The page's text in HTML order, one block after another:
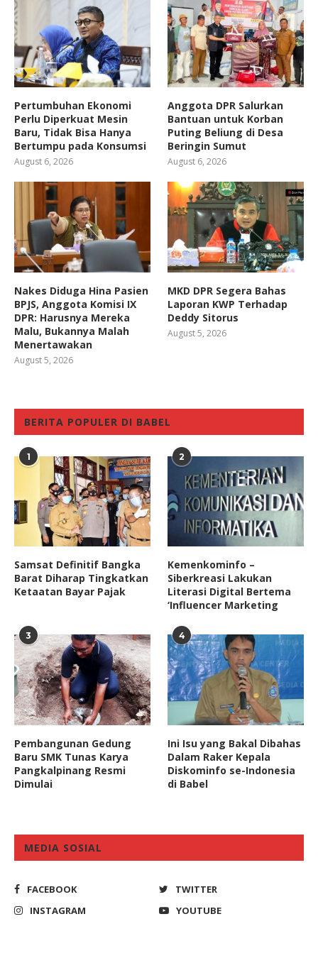
Pertumbuhan Ekonomi
Perlu Diperkuat Mesin
Baru, Tidak Bisa Hanya
Bertumpu pada Konsumsi
August 6, 2026
Anggota DPR Salurkan
Bantuan untuk Korban
Puting Beliung di Desa
Beringin Sumut
August 6, 2026
Nakes Diduga Hina Pasien
BPJS, Anggota Komisi IX
DPR: Harusnya Mereka
Malu, Bukannya Malah
Menertawakan
August 5, 2026
MKD DPR Segera Bahas
Laporan KWP Terhadap
Deddy Sitorus
August 5, 2026
BERITA POPULER DI BABEL
1
Samsat Definitif Bangka
Barat Diharap Tingkatkan
Ketaatan Bayar Pajak
2
Kemenkominfo –
Siberkreasi Lakukan
Literasi Digital Bertema
‘Influencer Marketing
3
Pembangunan Gedung
Baru SMK Tunas Karya
Pangkalpinang Resmi
Dimulai
4
Ini Isu yang Bakal Dibahas
Dalam Raker Kepala
Diskominfo se-Indonesia
di Babel
MEDIA SOSIAL
FACEBOOK
TWITTER
INSTAGRAM
YOUTUBE